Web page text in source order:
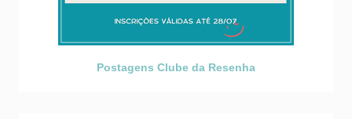
Postagens Clube da Resenha